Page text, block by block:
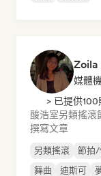
Zoila
媒體
> 已提供100
酸浩室另類搖滾
撰寫文章
另類搖滾 節拍/
舞曲
迪斯可